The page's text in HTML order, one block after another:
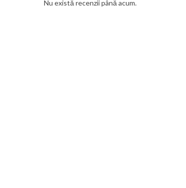
Nu există recenzii până acum.